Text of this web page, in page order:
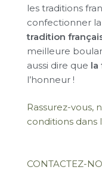
les traditions
confectionner
tradition
meilleure
aussi dire que la
l’honneur !
Rassurez-vous,
conditions dans
CONTACTEZ-